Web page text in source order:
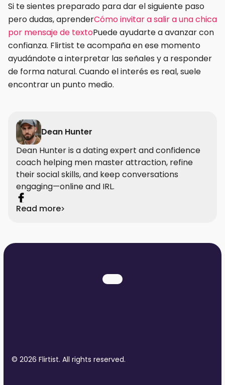
Si te sientes preparado para dar el siguiente paso
pero dudas, aprenderCómo invitar a salir a una chica
por mensaje de textoPuede ayudarte a avanzar con
confianza. Flirtist te acompaña en ese momento
ayudándote a interpretar las señales y a responder
de forma natural. Cuando el interés es real, suele
encontrar un punto medio.
Dean Hunter
Dean Hunter is a dating expert and confidence
coach helping men master attraction, refine
their social skills, and keep conversations
engaging—online and IRL.
Read more
© 2026 Flirtist. All rights reserved.